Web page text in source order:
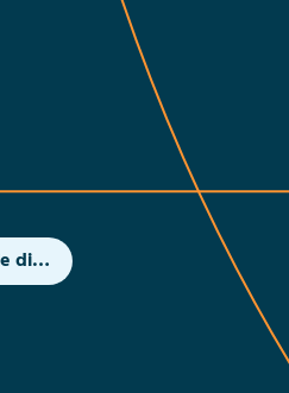
Le 4 strategie di mercato da adottare in India in questo momento